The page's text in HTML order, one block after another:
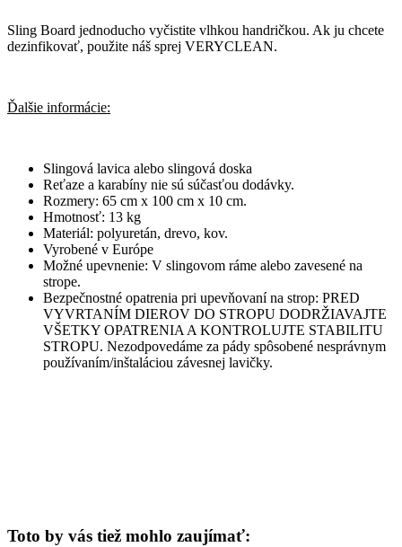
Sling Board jednoducho vyčistite vlhkou handričkou. Ak ju chcete
dezinfikovať, použite náš sprej VERYCLEAN.
Ďalšie informácie:
Slingová lavica alebo slingová doska
Reťaze a karabíny nie sú súčasťou dodávky.
Rozmery: 65 cm x 100 cm x 10 cm.
Hmotnosť: 13 kg
Materiál: polyuretán, drevo, kov.
Vyrobené v Európe
Možné upevnenie: V slingovom ráme alebo zavesené na
strope.
Bezpečnostné opatrenia pri upevňovaní na strop: PRED
VYVRTANÍM DIEROV DO STROPU DODRŽIAVAJTE
VŠETKY OPATRENIA A KONTROLUJTE STABILITU
STROPU. Nezodpovedáme za pády spôsobené nesprávnym
používaním/inštaláciou závesnej lavičky.
Toto by vás tiež mohlo zaujímať: